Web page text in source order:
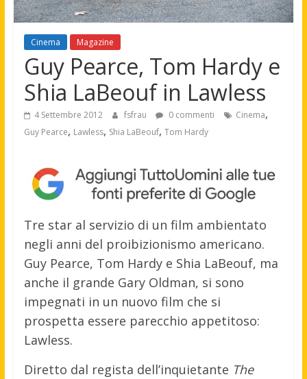
Cinema Magazine
Guy Pearce, Tom Hardy e
Shia LaBeouf in Lawless
4 Settembre 2012 fsfrau 0 commenti Cinema,
Guy Pearce, Lawless, Shia LaBeouf, Tom Hardy
Tre star al servizio di un film ambientato
negli anni del proibizionismo americano.
Guy Pearce, Tom Hardy e Shia LaBeouf, ma
anche il grande Gary Oldman, si sono
impegnati in un nuovo film che si
prospetta essere parecchio appetitoso:
Lawless.
Diretto dal regista dell’inquietante The